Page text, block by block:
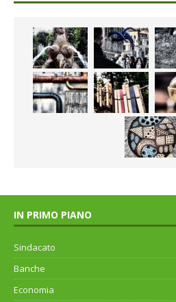
IN PRIMO PIANO
Sindacato
Banche
Economia